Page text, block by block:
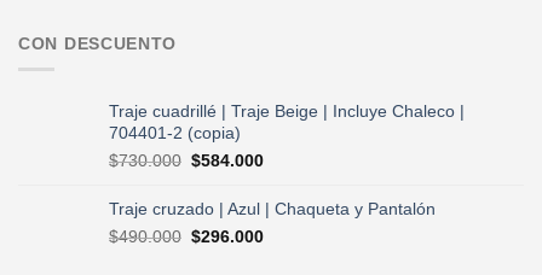
CON DESCUENTO
Traje cuadrillé | Traje Beige | Incluye Chaleco |
704401-2 (copia)
$730.000 El
original
era:
$730.000.
$584.000El
actual
es:
Traje cruzado | Azul | Chaqueta y Pantalón
$490.000 El
$296.000El